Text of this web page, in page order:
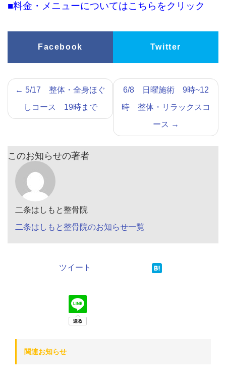
■料金・メニューについてはこちらをクリック
Facebook Twitter
← 5/17 整体・全身ほぐ
しコース 19時まで
6/8 日曜施術 9時~12
時 整体・リラックスコ
ース →
このお知らせの著者
二条はしもと整骨院
二条はしもと整骨院のお知らせ一覧
ツイート
関連お知らせ